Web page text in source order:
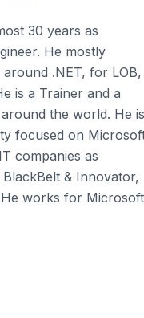
30 years as
He mostly
.NET, for LOB,
is a Trainer and a
the world. He is
focused on
companies as
& Innovator,
works for Microsoft